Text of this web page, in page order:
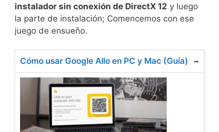
instalador sin conexión de DirectX 12 y luego
la parte de instalación; Comencemos con ese
juego de ensueño.
Cómo usar Google Allo en PC y Mac (Guía)